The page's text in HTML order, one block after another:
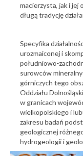
macierzysta, jak i jej
długą tradycję
Specyfika
urozmaiconej i
południowo-
surowców
górniczych tego
Oddziału
w granicach
wielkopolskiego i
zakresu badań
geologicznej
hydrogeologii i